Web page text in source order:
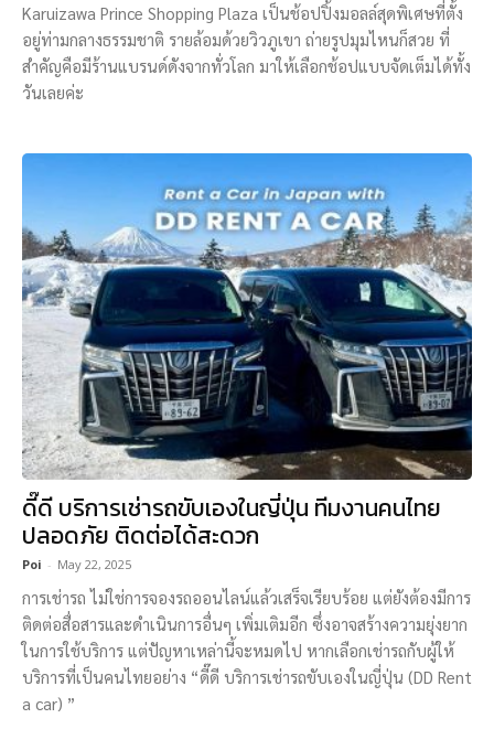
Karuizawa Prince Shopping Plaza เป็นช้อปปิ้งมอลล์สุดพิเศษที่ตั้ง
อยู่ท่ามกลางธรรมชาติ รายล้อมด้วยวิวภูเขา ถ่ายรูปมุมไหนก็สวย ที่
สำคัญคือมีร้านแบรนด์ดังจากทั่วโลก มาให้เลือกช้อปแบบจัดเต็มได้ทั้ง
วันเลยค่ะ
ดี๊ดี บริการเช่ารถขับเองในญี่ปุ่น ทีมงานคนไทย
ปลอดภัย ติดต่อได้สะดวก
Poi - May 22, 2025
การเช่ารถ ไม่ใช่การจองรถออนไลน์แล้วเสร็จเรียบร้อย แต่ยังต้องมีการ
ติดต่อสื่อสารและดำเนินการอื่นๆ เพิ่มเติมอีก ซึ่งอาจสร้างความยุ่งยาก
ในการใช้บริการ แต่ปัญหาเหล่านี้จะหมดไป หากเลือกเช่ารถกับผู้ให้
บริการที่เป็นคนไทยอย่าง “ดี๊ดี บริการเช่ารถขับเองในญี่ปุ่น (DD Rent
a car) ”